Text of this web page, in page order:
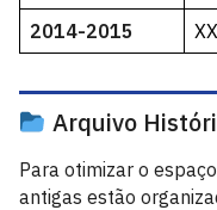
2014-2015
Arquivo
Para otimizar o
antigas estão